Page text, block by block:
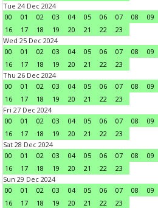
Tue 24 Dec 2024
00
01 02 03 04 05 06 07 08 09
16
17 18 19 20 21 22
23
Wed 25 Dec 2024
00
01 02 03 04 05 06 07 08 09
16
17 18 19 20 21 22
23
Thu 26 Dec 2024
00
01 02 03 04 05 06 07 08 09
16
17 18 19 20 21 22
23
Fri 27 Dec 2024
00
01 02 03 04 05 06 07 08 09
16
17 18 19 20 21 22
23
Sat 28 Dec 2024
00
01 02 03 04 05 06 07 08 09
16
17 18 19 20 21 22
23
Sun 29 Dec 2024
00
01 02 03 04 05 06 07 08 09
16
17 18 19 20 21 22
23